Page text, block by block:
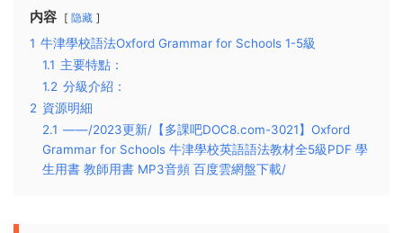
内容 隐藏
1 牛津學校語法Oxford Grammar for Schools 1-5級
1.1 主要特點：
1.2 分級介紹：
2 資源明細
2.1 ——/2023更新/【多課吧DOC8.com-3021】Oxford
Grammar for Schools 牛津學校英語語法教材全5級PDF 學
生用書 教師用書 MP3音頻 百度雲網盤下載/